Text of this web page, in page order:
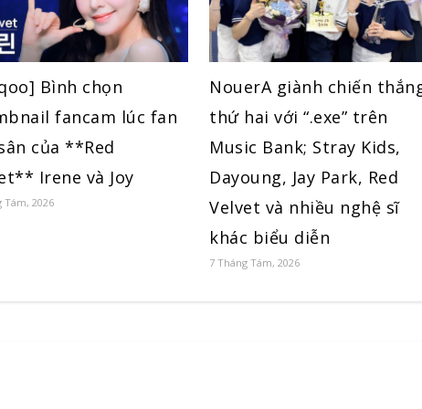
Bình chọn
fancam lúc fan
của **Red
Irene và Joy
Tám, 2026
NouerA giành chiến
thứ hai với “.exe” trên
Music Bank; Stray Kids,
Dayoung, Jay Park, Red
Velvet và nhiều nghệ sĩ
khác biểu diễn
7 Tháng Tám, 2026